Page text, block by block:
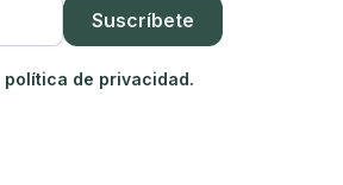
Suscríbete
política de privacidad.